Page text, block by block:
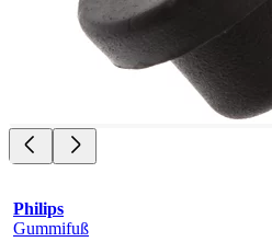
Philips
Gummifuß